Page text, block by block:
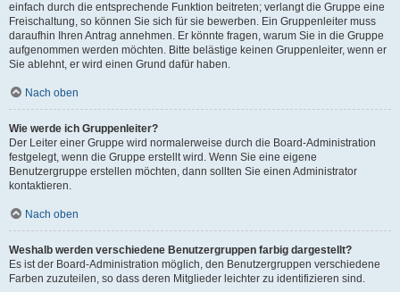
einfach durch die entsprechende Funktion beitreten; verlangt die Gruppe eine
Freischaltung, so können Sie sich für sie bewerben. Ein Gruppenleiter muss
daraufhin Ihren Antrag annehmen. Er könnte fragen, warum Sie in die Gruppe
aufgenommen werden möchten. Bitte belästige keinen Gruppenleiter, wenn er
Sie ablehnt, er wird einen Grund dafür haben.
Nach oben
Wie werde ich Gruppenleiter?
Der Leiter einer Gruppe wird normalerweise durch die Board-Administration
festgelegt, wenn die Gruppe erstellt wird. Wenn Sie eine eigene
Benutzergruppe erstellen möchten, dann sollten Sie einen Administrator
kontaktieren.
Nach oben
Weshalb werden verschiedene Benutzergruppen farbig dargestellt?
Es ist der Board-Administration möglich, den Benutzergruppen verschiedene
Farben zuzuteilen, so dass deren Mitglieder leichter zu identifizieren sind.